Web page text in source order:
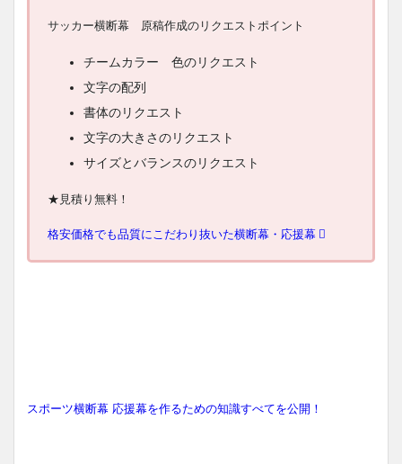
サッカー横断幕 原稿作成のリクエストポイント
チームカラー 色のリクエスト
文字の配列
書体のリクエスト
文字の大きさのリクエスト
サイズとバランスのリクエスト
★見積り無料！
格安価格でも品質にこだわり抜いた横断幕・応援幕
スポーツ横断幕 応援幕を作るための知識すべてを公開！